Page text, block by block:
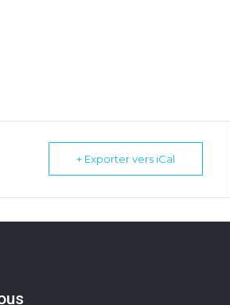
+ Exporter vers iCal